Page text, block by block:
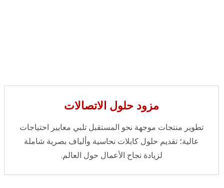
مزود حلول الاتصالات
تطوير منتجات موجهة نحو المستقبل تلبي معايير احتياجات
عالية؛ تقديم حلول كابلات نحاسية وألياف بصرية شاملة
لزيادة نجاح الأعمال حول العالم.